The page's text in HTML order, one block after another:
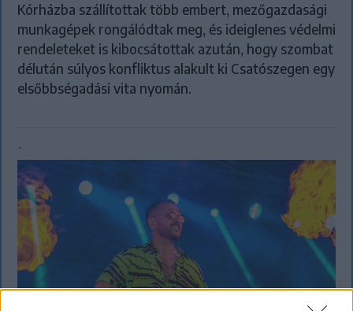
Kórházba szállítottak több embert, mezőgazdasági
munkagépek rongálódtak meg, és ideiglenes védelmi
rendeleteket is kibocsátottak azután, hogy szombat
délután súlyos konfliktus alakult ki Csatószegen egy
elsőbbségadási vita nyomán.
`